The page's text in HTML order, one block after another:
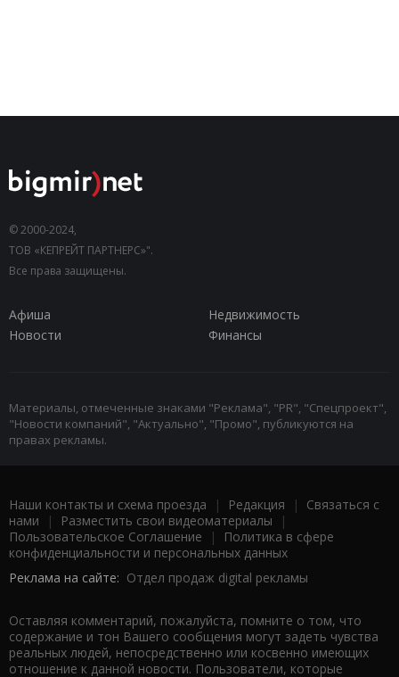
© 2000-2024,
ТОВ «КЕПРЕЙТ ПАРТНЕРС»".
Все права защищены.
Афиша
Недвижимость
Новости
Финансы
Материалы, отмеченные знаками "Реклама", "PR", "Спецпроект",
"Новости компаний", "Актуально", "Промо", публикуются на
правах рекламы.
Наши контакты и схема проезда | Редакция | Связаться с
нами | Разместить свои видеоматериалы |
Пользовательское Соглашение |
Политика в сфере
конфиденциальности и персональных данных
Реклама на сайте: Отдел продаж digital рекламы
Оставляя комментарий, пожалуйста, помните о том, что
содержание и тон Вашего сообщения могут задеть чувства
реальных людей, непосредственно или косвенно имеющих
отношение к данной новости. Пользователи, которые